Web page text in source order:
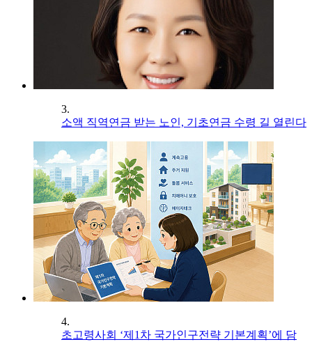
3.
소액 직역연금 받는 노인, 기초연금 수령 길 열린다
4.
초고령사회 ‘제1차 국가인구전략 기본계획’에 담